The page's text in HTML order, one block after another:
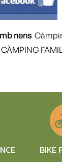
nens
BIKE